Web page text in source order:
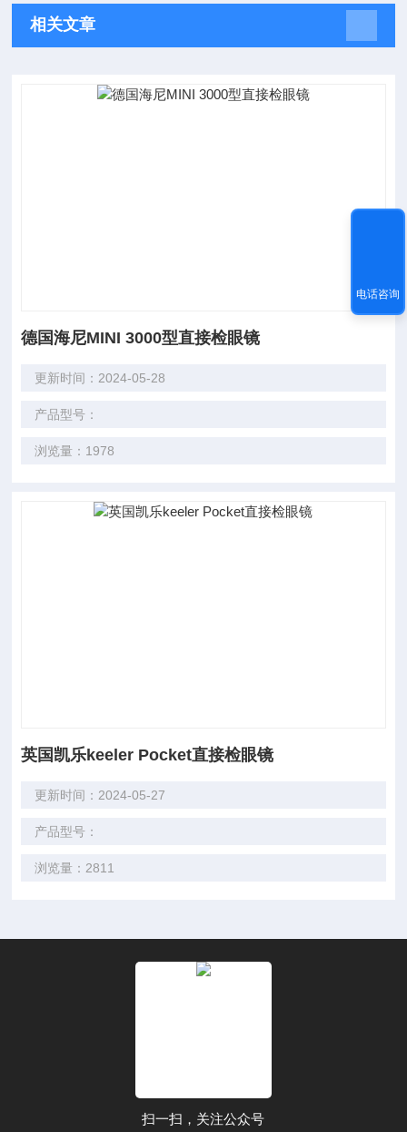
相关文章
德国海尼MINI 3000型直接检眼镜
更新时间：2024-05-28
产品型号：
浏览量：1978
英国凯乐keeler Pocket直接检眼镜
更新时间：2024-05-27
产品型号：
浏览量：2811
扫一扫，关注公众号
电话咨询